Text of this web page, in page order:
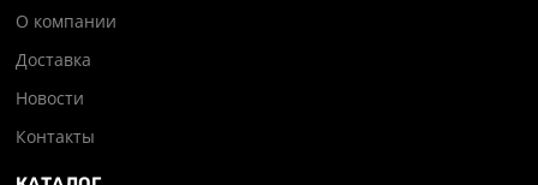
О компании
Доставка
Новости
Контакты